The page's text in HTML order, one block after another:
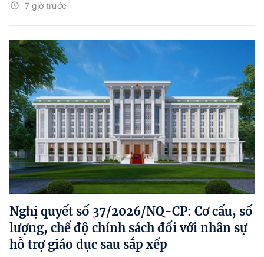
7 giờ trước
Nghị quyết số 37/2026/NQ-CP: Cơ cấu, số
lượng, chế độ chính sách đối với nhân sự
hỗ trợ giáo dục sau sắp xếp